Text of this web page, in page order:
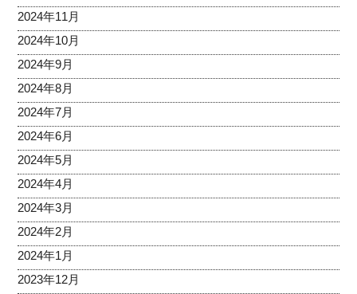
2024年11月
2024年10月
2024年9月
2024年8月
2024年7月
2024年6月
2024年5月
2024年4月
2024年3月
2024年2月
2024年1月
2023年12月